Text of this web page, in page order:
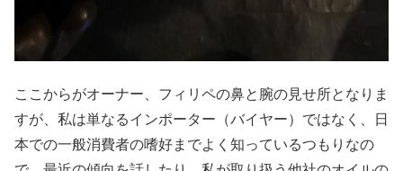
ここからがオーナー、フィリペの鼻と腕の見せ所となりま
すが、私は単なるインポーター（バイヤー）ではなく、日
本での一般消費者の嗜好までよく知っているつもりなの